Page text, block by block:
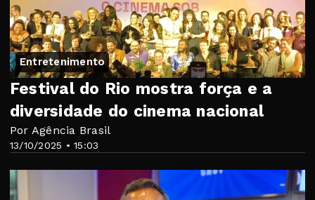
Entretenimento
13/10/2025 • 15:03
Festival do Rio mostra força e a
diversidade do cinema nacional
Por Agência Brasil